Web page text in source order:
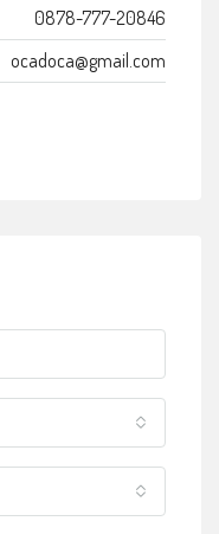
0878-777-20846
ocadoca@gmail.com